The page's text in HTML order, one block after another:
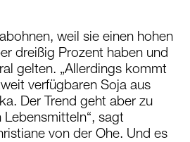
weil sie einen hohen
dreißig Prozent haben und
gelten. „Allerdings kommt
verfügbaren Soja aus
Der Trend geht aber zu
sagt
von der Ohe. Und es